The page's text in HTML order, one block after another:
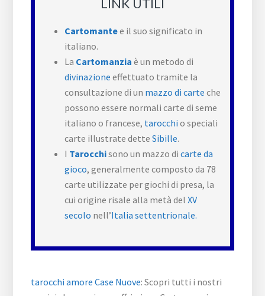
LINK UTILI
Cartomantee il suo significato in
italiano.
La Cartomanzia è un metodo di
divinazione effettuato tramite la
consultazione di un mazzo di carte che
possono essere normali carte di seme
italiano o francese, tarocchi o speciali
carte illustrate detteSibille.
I Tarocchisono un mazzo dicarte da
gioco, generalmente composto da 78
carte utilizzate per giochi di presa, la
cui origine risale alla metà delXV
secolo nell’Italia settentrionale.
tarocchi amore Case Nuove: Scopri tutti i nostri